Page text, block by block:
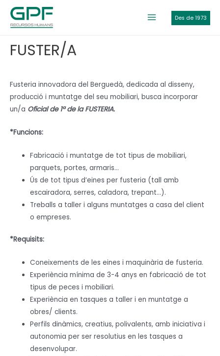
contingut
Des de 1973
FUSTER/A
Fusteria innovadora del Berguedà, dedicada al disseny,
producció i muntatge del seu mobiliari, busca incorporar
un/a Oficial de 1ª de la FUSTERIA.
*Funcions:
Fabricació i muntatge de tot tipus de mobiliari,
parquets, portes, armaris…
Ús de tot tipus d’eines per fusteria (tall amb
escairadora, serres, caladora, trepant…).
Treballs a taller i alguns muntatges a casa del client
o empreses.
*Requisits:
Coneixements de les eines i maquinària de fusteria.
Experiència mínima de 3-4 anys en fabricació de tot
tipus de peces i mobiliari.
Experiència en tasques a taller i en muntatge a
obres/ clients.
Perfils dinàmics, creatius, polivalents, amb iniciativa i
autonomia per ser resolutius en les tasques a
desenvolupar.